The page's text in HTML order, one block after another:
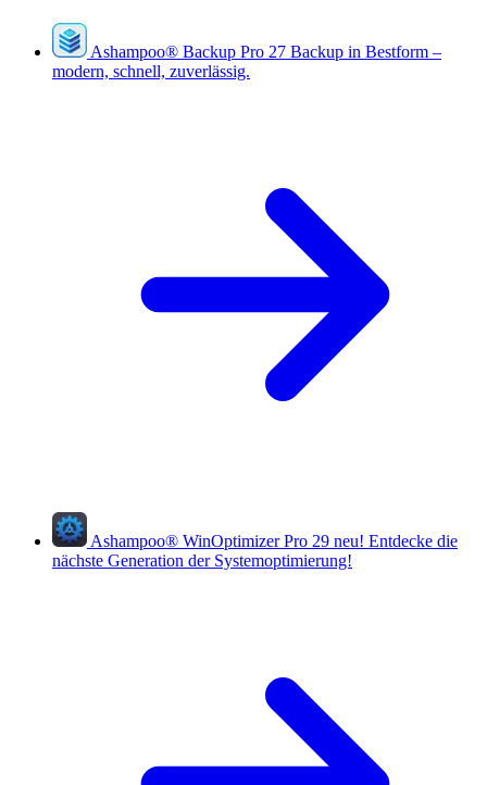
Ashampoo® Backup Pro 27 Backup in Bestform –
modern, schnell, zuverlässig.
Ashampoo® WinOptimizer Pro 29 neu! Entdecke die
nächste Generation der Systemoptimierung!